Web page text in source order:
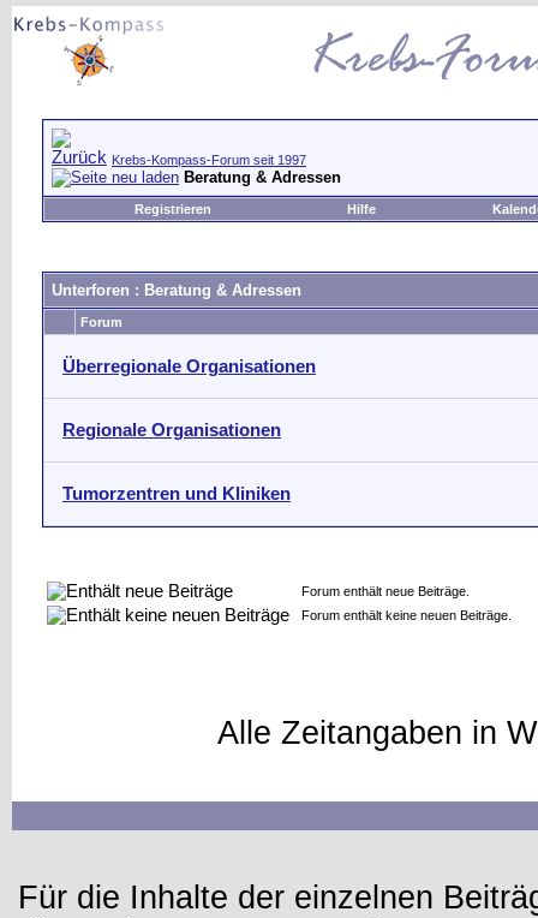
Krebs-Kompass-Forum seit 1997
Beratung & Adressen
Registrieren Hilfe
Unterforen : Beratung & Adressen
Forum
Überregionale Organisationen
Regionale Organisationen
Tumorzentren und Kliniken
Forum enthält neue Beiträge.
Forum enthält keine neuen Beiträge.
Alle Zeitangaben in
Für die Inhalte der einzelnen